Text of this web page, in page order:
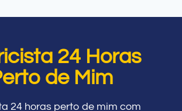
24 Horas
de Mim
24 horas perto de mim com